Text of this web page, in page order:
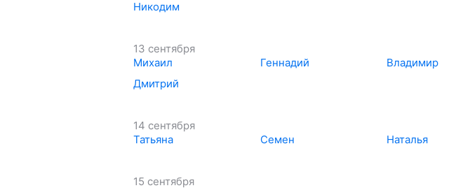
Никодим
13 сентября
Михаил
Геннадий Владимир
Дмитрий
14 сентября
Татьяна
Семен Наталья
15 сентября